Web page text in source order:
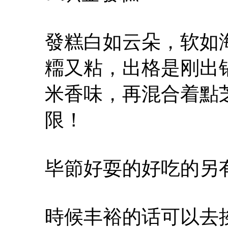
發糕白如云朵，软如
糥又粘，出格是刚出
米香味，再混合着點
限！
毕節好耍的好吃的另
時候丰裕的话可以去